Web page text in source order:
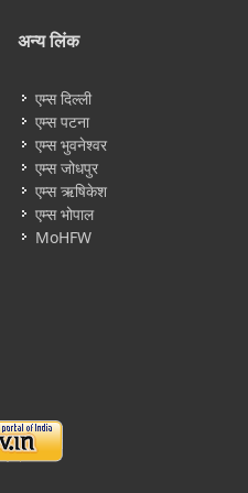
अन्य लिंक
एम्स दिल्ली
एम्स पटना
एम्स भुवनेश्वर
एम्स जोधपुर
एम्स ऋषिकेश
एम्स भोपाल
MoHFW